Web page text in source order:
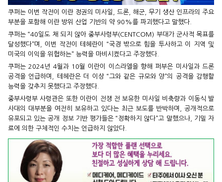
쿠퍼는 이번 작전이 이란 정권의 미사일, 드론, 해군, 무기 생산 인프라의 주요
부분을 포함해 이란 방위 산업 기반의 약 90%를 파괴했다고 말했다.
쿠퍼는 “40일도 채 되지 않아 중부사령부(CENTCOM) 부대가 군사적 목표를
달성했다”며, 이번 작전이 테헤란이 “국경 밖으로 힘을 투사하고 이 지역 및
미국의 이익을 위협하는” 능력을 마비시켰다고 주장했다.
쿠퍼는 2024년 4월과 10월 이란이 이스라엘을 향해 퍼부은 미사일과 드론
공격을 언급하며, 테헤란은 더 이상 “그와 같은 규모와 양”의 공격을 감행할
능력을 갖추지 못했다고 주장했다.
중부사령부 사령관은 또한 이란이 전쟁 전 보유한 미사일 비축량과 이동식 발
사대의 대부분을 여전히 보유하고 있다는 최근 보도를 반박하며, 공개적으로
유포되고 있는 공개 정보 기반 평가들은 “정확하지 않다”고 말했으나, 기밀 자
료에 의한 구체적인 수치는 언급하지 않았다.